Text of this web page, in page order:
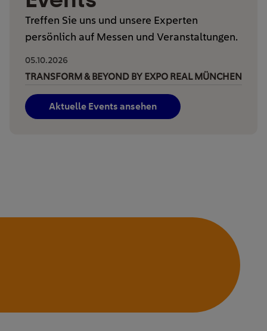
Treffen Sie uns und unsere Experten
persönlich auf Messen und Veranstaltungen.
05.10.2026
TRANSFORM & BEYOND BY EXPO REAL MÜNCHEN
Aktuelle Events ansehen